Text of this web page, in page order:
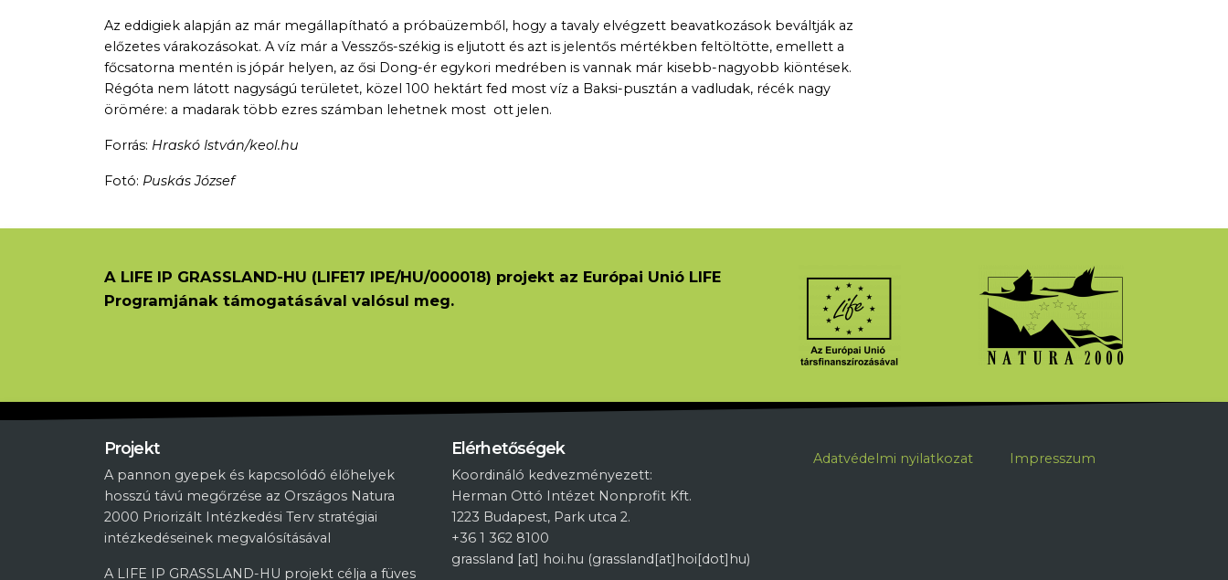
Az eddigiek alapján az már megállapítható a próbaüzemből, hogy a tavaly elvégzett beavatkozások beváltják az
előzetes várakozásokat. A víz már a Vesszős-székig is eljutott és azt is jelentős mértékben feltöltötte, emellett a
főcsatorna mentén is jópár helyen, az ősi Dong-ér egykori medrében is vannak már kisebb-nagyobb kiöntések.
Régóta nem látott nagyságú területet, közel 100 hektárt fed most víz a Baksi-pusztán a vadludak, récék nagy
örömére: a madarak több ezres számban lehetnek most ott jelen.
Forrás: Hraskó István/keol.hu
Fotó: Puskás József
A LIFE IP GRASSLAND-HU (LIFE17 IPE/HU/000018) projekt az Európai Unió LIFE
Programjának támogatásával valósul meg.
Projekt
A pannon gyepek és kapcsolódó élőhelyek
hosszú távú megőrzése az Országos Natura
2000 Priorizált Intézkedési Terv stratégiai
intézkedéseinek megvalósításával
A LIFE IP GRASSLAND-HU projekt célja a füves
Elérhetőségek
Koordináló kedvezményezett:
Herman Ottó Intézet Nonprofit Kft.
1223 Budapest, Park utca 2.
+36 1 362 8100
grassland [at] hoi.hu (grassland[at]hoi[dot]hu)
Lábléc
Adatvédelmi nyilatkozat Impresszum